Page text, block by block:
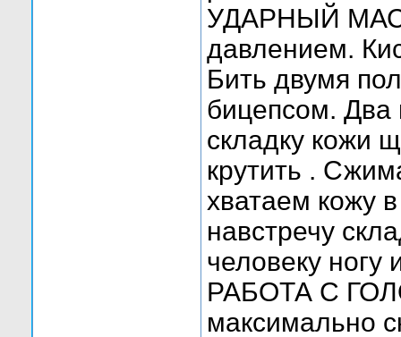
УДАРНЫЙ
давлением.
Бить двумя
бицепсом. Два
складку кожи
крутить .
хватаем кожу
навстречу
человеку ногу
РАБОТА С
максимально